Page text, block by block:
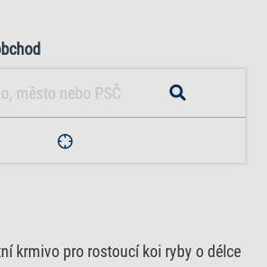
krmivo pro rostoucí koi ryby o délce